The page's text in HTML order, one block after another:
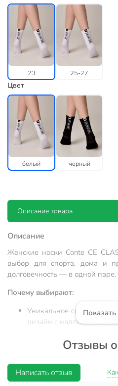
23 25-27
Цвет
белый черный
Описание товара
Описание
Женские носки Conte CE
выбор для спорта, дома и
долговечность — в одной паре.
Почему выбирают:
Уникальное сочетание:
дизайн с надписями для
резинка — подходят
Универсальны: отлично
в спортзале и как
Отзывы
Написать отзыв